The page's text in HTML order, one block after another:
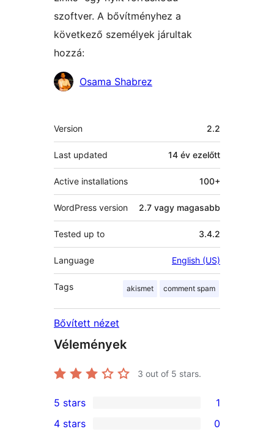
szoftver. A bővítményhez a
következő személyek járultak
hozzá:
Közreműködők
Osama Shabrez
Meta
Version 2.2
Last updated 14 év ezelőtt
Active installations 100+
WordPress version 2.7 vagy magasabb
Tested up to 3.4.2
Language English (US)
Tags akismet comment spam
Bővített nézet
Vélemények
3 out of 5 stars.
1
5-
5 stars 1
4 stars 0